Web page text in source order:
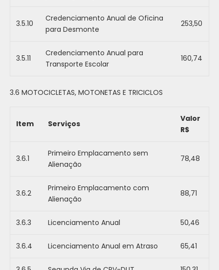
3.5.10
Credenciamento Anual de Oficina
para Desmonte
253,50
3.5.11
Credenciamento Anual para
Transporte Escolar
160,74
3.6 MOTOCICLETAS, MOTONETAS E TRICICLOS
Item Serviços
Valor
R$
3.6.1
Primeiro Emplacamento sem
Alienação
78,48
3.6.2
Primeiro Emplacamento com
Alienação
88,71
3.6.3 Licenciamento Anual 50,46
3.6.4 Licenciamento Anual em Atraso 65,41